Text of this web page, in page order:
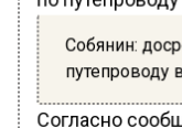
Собянин:
путепроводу
Согласно